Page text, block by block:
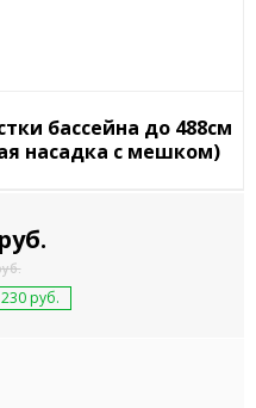
бассейна до 488см
насадка с мешком)
230 руб.